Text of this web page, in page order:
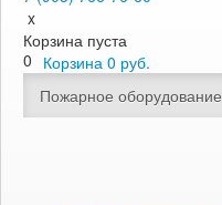
x
Корзина пуста
0 Корзина 0 руб.
Пожарное оборудование